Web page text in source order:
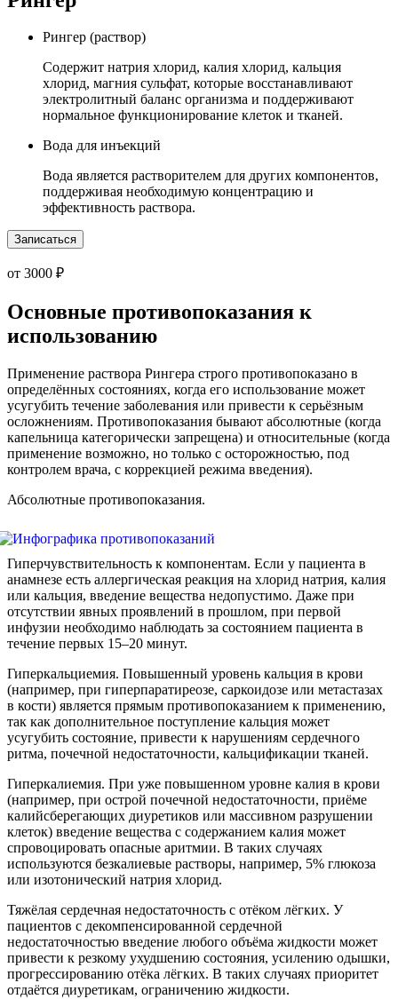
Рингер (раствор)
Содержит натрия хлорид, калия хлорид, кальция
хлорид, магния сульфат, которые восстанавливают
электролитный баланс организма и поддерживают
нормальное функционирование клеток и тканей.
Вода для инъекций
Вода является растворителем для других компонентов,
поддерживая необходимую концентрацию и
эффективность раствора.
Записаться
от 3000 ₽
Основные противопоказания к
использованию
Применение раствора Рингера строго противопоказано в
определённых состояниях, когда его использование может
усугубить течение заболевания или привести к серьёзным
осложнениям. Противопоказания бывают абсолютные (когда
капельница категорически запрещена) и относительные (когда
применение возможно, но только с осторожностью, под
контролем врача, с коррекцией режима введения).
Абсолютные противопоказания.
Гиперчувствительность к компонентам. Если у пациента в
анамнезе есть аллергическая реакция на хлорид натрия, калия
или кальция, введение вещества недопустимо. Даже при
отсутствии явных проявлений в прошлом, при первой
инфузии необходимо наблюдать за состоянием пациента в
течение первых 15–20 минут.
Гиперкальциемия. Повышенный уровень кальция в крови
(например, при гиперпаратиреозе, саркоидозе или метастазах
в кости) является прямым противопоказанием к применению,
так как дополнительное поступление кальция может
усугубить состояние, привести к нарушениям сердечного
ритма, почечной недостаточности, кальцификации тканей.
Гиперкалиемия. При уже повышенном уровне калия в крови
(например, при острой почечной недостаточности, приёме
калийсберегающих диуретиков или массивном разрушении
клеток) введение вещества с содержанием калия может
спровоцировать опасные аритмии. В таких случаях
используются безкалиевые растворы, например, 5% глюкоза
или изотонический натрия хлорид.
Тяжёлая сердечная недостаточность с отёком лёгких. У
пациентов с декомпенсированной сердечной
недостаточностью введение любого объёма жидкости может
привести к резкому ухудшению состояния, усилению одышки,
прогрессированию отёка лёгких. В таких случаях приоритет
отдаётся диуретикам, ограничению жидкости.